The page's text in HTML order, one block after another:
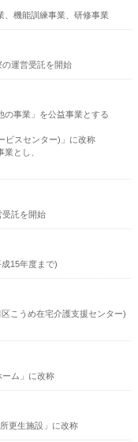
機能訓練事業、研修事業
運営受託を開始
の事業」を公益事業とする
スセンター)」に改称
とし、
受託を開始
15年度まで)
こうめ在宅介護支援センター)
ーム」に改称
更生施設」に改称